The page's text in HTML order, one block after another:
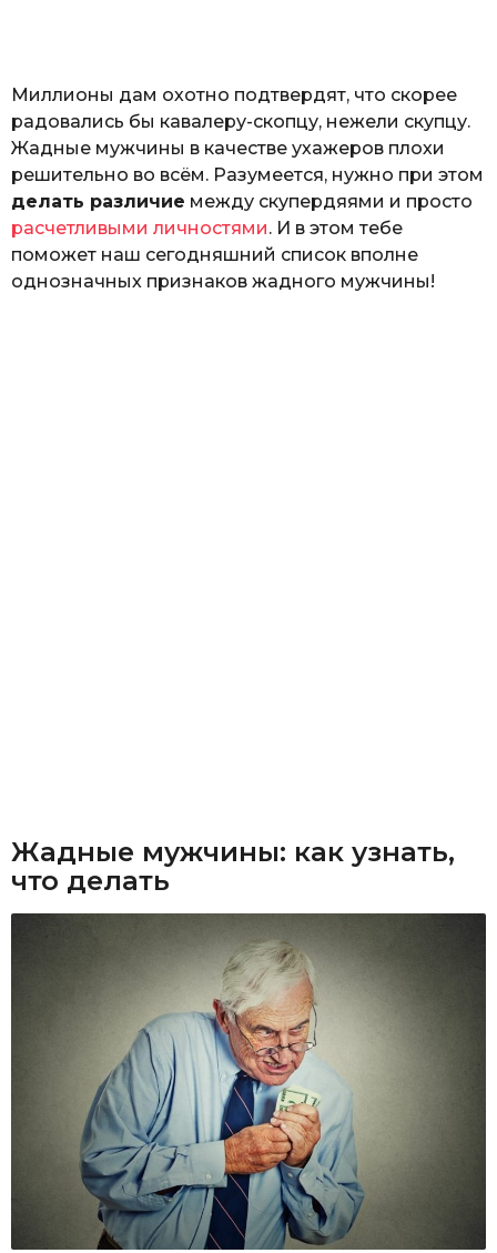
Миллионы дам охотно подтвердят, что скорее
радовались бы кавалеру-скопцу, нежели скупцу.
Жадные мужчины в качестве ухажеров плохи
решительно во всём. Разумеется, нужно при этом
делать различие между скупердяями и просто
расчетливыми личностями. И в этом тебе
поможет наш сегодняшний список вполне
однозначных признаков жадного мужчины!
Жадные мужчины: как узнать,
что делать